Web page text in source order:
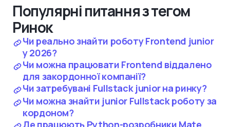
Популярні питання з тегом
Ринок
Чи реально знайти роботу Frontend junior
у 2026?
Чи можна працювати Frontend віддалено
для закордонної компанії?
Чи затребувані Fullstack junior на ринку?
Чи можна знайти junior Fullstack роботу за
кордоном?
Де працюють Python-розробники Mate